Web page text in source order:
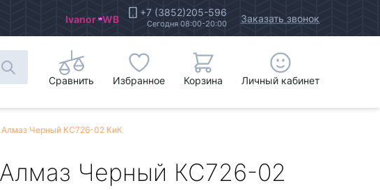
Ivanor WB +7 (3852)205-596
Сегодня 08:00-20:00 Заказать звонок
Сравнить Избранное Корзина Личный кабинет
Алмаз Черный КС726-02 КиК
Алмаз Черный КС726-02